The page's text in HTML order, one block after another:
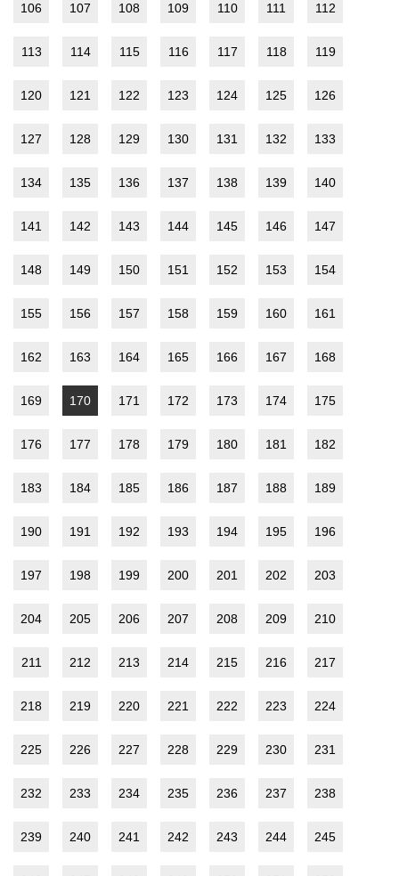
106 107 108 109 110 111 112
113 114 115 116 117 118 119
120 121 122 123 124 125 126
127 128 129 130 131 132 133
134 135 136 137 138 139 140
141 142 143 144 145 146 147
148 149 150 151 152 153 154
155 156 157 158 159 160 161
162 163 164 165 166 167 168
169 170 171 172 173 174 175
176 177 178 179 180 181 182
183 184 185 186 187 188 189
190 191 192 193 194 195 196
197 198 199 200 201 202 203
204 205 206 207 208 209 210
211 212 213 214 215 216 217
218 219 220 221 222 223 224
225 226 227 228 229 230 231
232 233 234 235 236 237 238
239 240 241 242 243 244 245